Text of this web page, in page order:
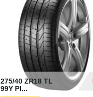
275/40 ZR18 TL
99Y PI...